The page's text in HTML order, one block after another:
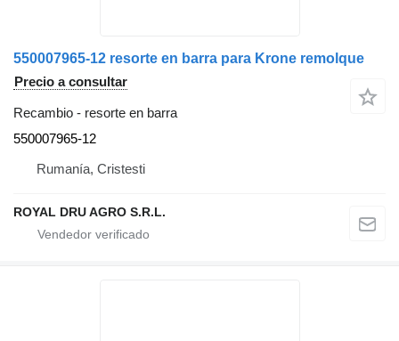
550007965-12 resorte en barra para Krone remolque
Precio a consultar
Recambio - resorte en barra
550007965-12
Rumanía, Cristesti
ROYAL DRU AGRO S.R.L.